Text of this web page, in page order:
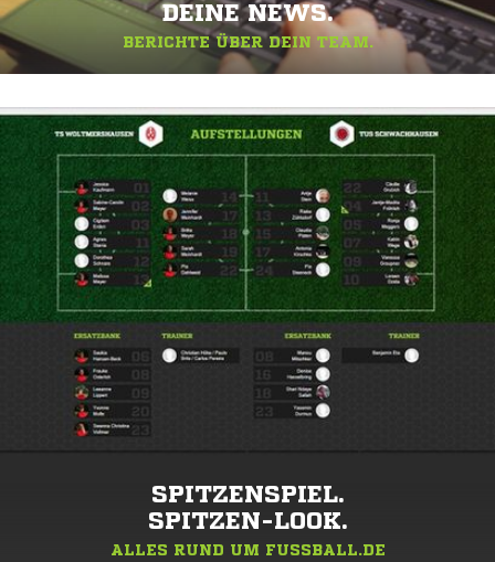
DEINE NEWS.
BERICHTE ÜBER DEIN TEAM.
SPITZENSPIEL.
SPITZEN-LOOK.
ALLES RUND UM FUSSBALL.DE